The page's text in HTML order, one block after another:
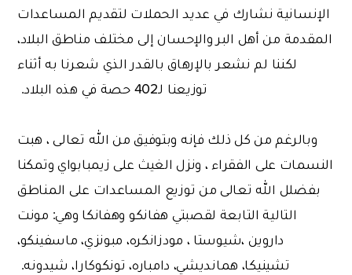
الإنسانية نشارك في عديد الحملات لتقديم المساعدات
المقدمة من أهل البر والإحسان إلى مختلف مناطق البلاد،
لكننا لم نشعر بالإرهاق بالقدر الذي شعرنا به أثناء
توزيعنا لـ402 حصة في هذه البلاد.
وبالرغم من كل ذلك فإنه وبتوفيق من الله تعالى ، هبت
النسمات على الفقراء ، ونزل الغيث على زيمبابواي وتمكنا
بفضلل الله تعالى من توزيع المساعدات على المناطق
التالية التابعة لقصبتي هفانكو وهفانكا وهي: مونت
داروين ،شيوستا ، مودزانكره، مبونزي، ماسفينكو،
تشينيكا، همانديشي، دامباره، تونكوكارا، شيدونه.